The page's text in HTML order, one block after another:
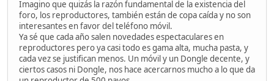
Imagino que quizás la razón fundamental de la existencia del
foro, los reproductores, también están de copa caída y no son
interesantes en favor del teléfono móvil.
Ya sé que cada año salen novedades espectaculares en
reproductores pero ya casi todo es gama alta, mucha pasta, y
cada vez se justifican menos. Un móvil y un Dongle decente, y
ciertos casos ni Dongle, nos hace acercarnos mucho a lo que da